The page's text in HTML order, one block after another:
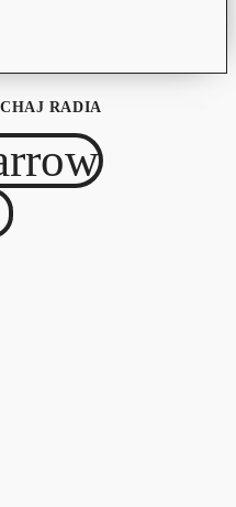
RADIA